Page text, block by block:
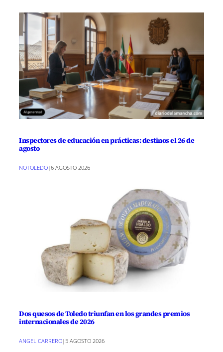
Inspectores de educación en prácticas: destinos el 26 de
agosto
NOTOLEDO|6 AGOSTO 2026
Dos quesos de Toledo triunfan en los grandes premios
internacionales de 2026
ANGEL CARRERO|5 AGOSTO 2026